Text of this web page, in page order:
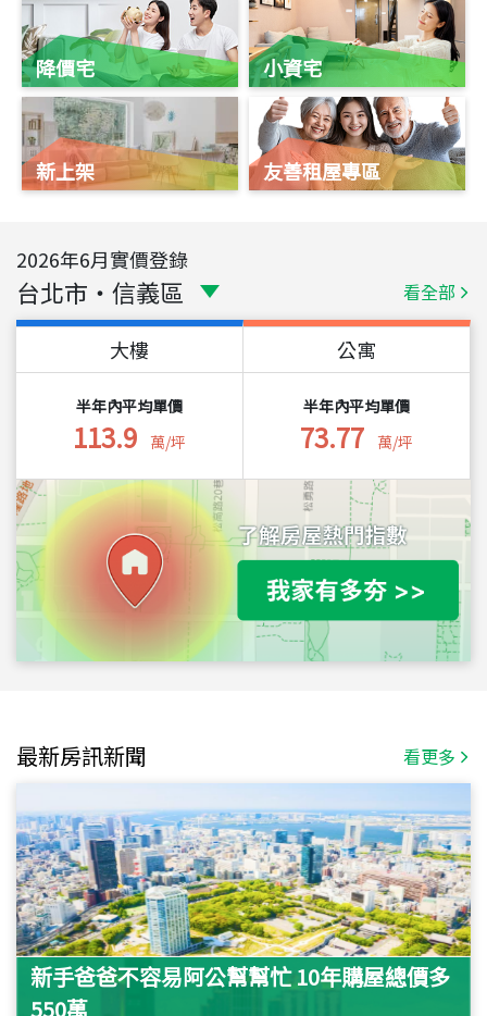
降價宅
新上架
小資宅
友善租屋專區
2026年6月實價登錄
台北市 ・ 信義區 看全部
大樓
半年內平均單價
113.9 萬/坪
公寓
半年內平均單價
73.77 萬/坪
最新房訊新聞 看更多
新手爸爸不容易阿公幫幫忙 10年購屋總價多
550萬